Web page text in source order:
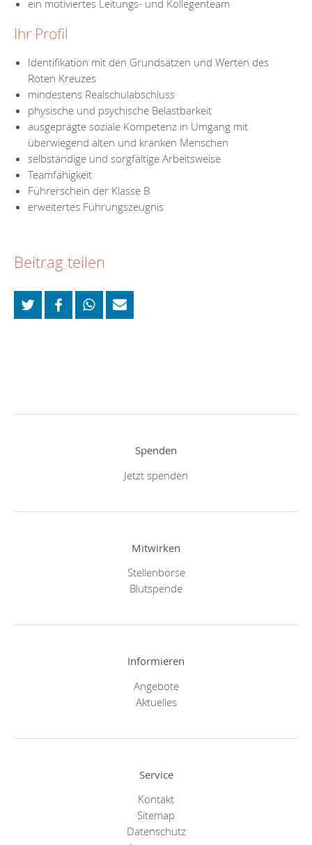
ein motiviertes Leitungs- und Kollegenteam
Ihr Profil
Identifikation mit den Grundsätzen und Werten des
Roten Kreuzes
mindestens Realschulabschluss
physische und psychische Belastbarkeit
ausgeprägte soziale Kompetenz in Umgang mit
überwiegend alten und kranken Menschen
selbständige und sorgfältige Arbeitsweise
Teamfähigkeit
Führerschein der Klasse B
erweitertes Führungszeugnis
Beitrag teilen
Spenden
Jetzt spenden
Mitwirken
Stellenbörse
Blutspende
Informieren
Angebote
Aktuelles
Service
Kontakt
Sitemap
Datenschutz